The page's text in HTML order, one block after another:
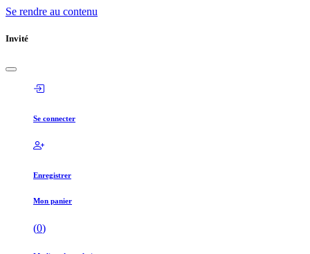
Se rendre au contenu
Invité
Se connecter
Enregistrer
Mon panier
(0)